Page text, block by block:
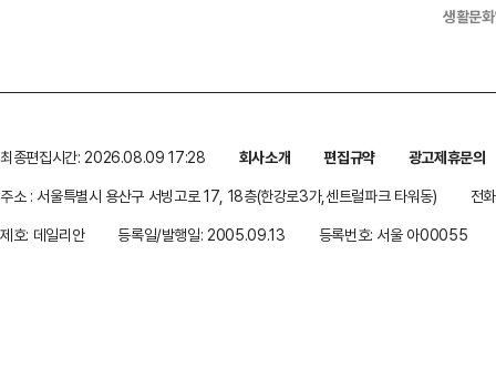
생활문
최종편집시간: 2026.08.09 17:28 회사소개 편집규약
광고제휴문의
주소 : 서울특별시 용산구 서빙고로 17, 18층(한강로3가,센트럴파크 타워동)
전
제호: 데일리안
등록일/발행일: 2005.09.13 등록번호: 서울 아00055